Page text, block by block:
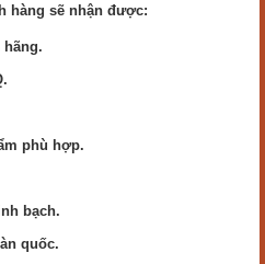
hàng sẽ nhận được:
hãng.
phù hợp.
bạch.
quốc.